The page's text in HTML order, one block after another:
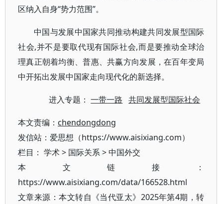
区纳入自身“势力范围”。
中国与发展中国家共同推动构建共同发展型国际
社会,并不是要取代现有国际社会,而是要推动全球治
理真正朝着均衡、普惠、共赢方向发展，在百年变局
中开拓出发展中国家走向现代化的新选择。
进入专题：一带一路 共同发展型国际社会
本文责编： chendongdong
发信站：爱思想（https://www.aisixiang.com）
栏目： 学术> 国际关系>中国外交
本文链接：
https://www.aisixiang.com/data/166528.html
文章来源：本文转自《当代亚太》2025年第4期，转